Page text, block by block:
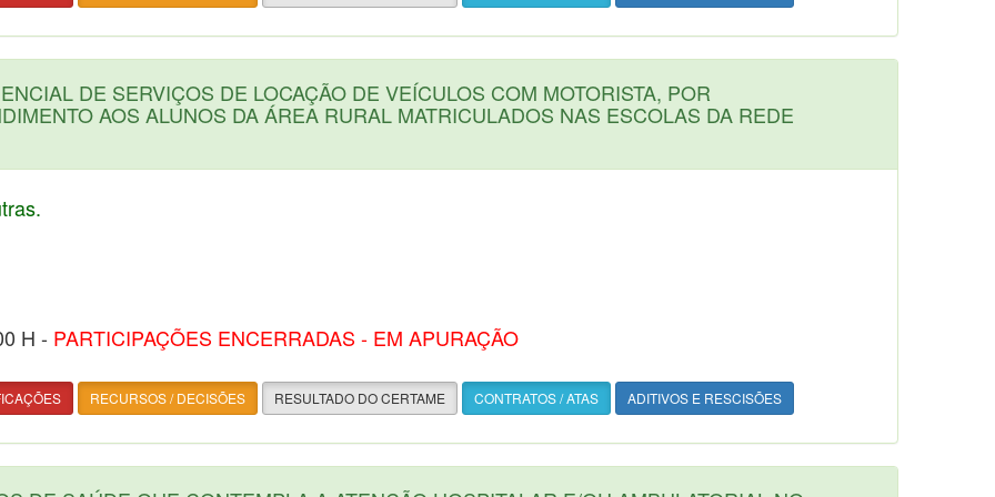
DE SERVIÇOS DE LOCAÇÃO DE VEÍCULOS COM MOTORISTA, POR
AOS ALUNOS DA ÁREA RURAL MATRICULADOS NAS ESCOLAS DA REDE
H - PARTICIPAÇÕES ENCERRADAS - EM APURAÇÃO
RECURSOS / DECISÕES RESULTADO DO CERTAME CONTRATOS / ATAS ADITIVOS E RESCISÕES